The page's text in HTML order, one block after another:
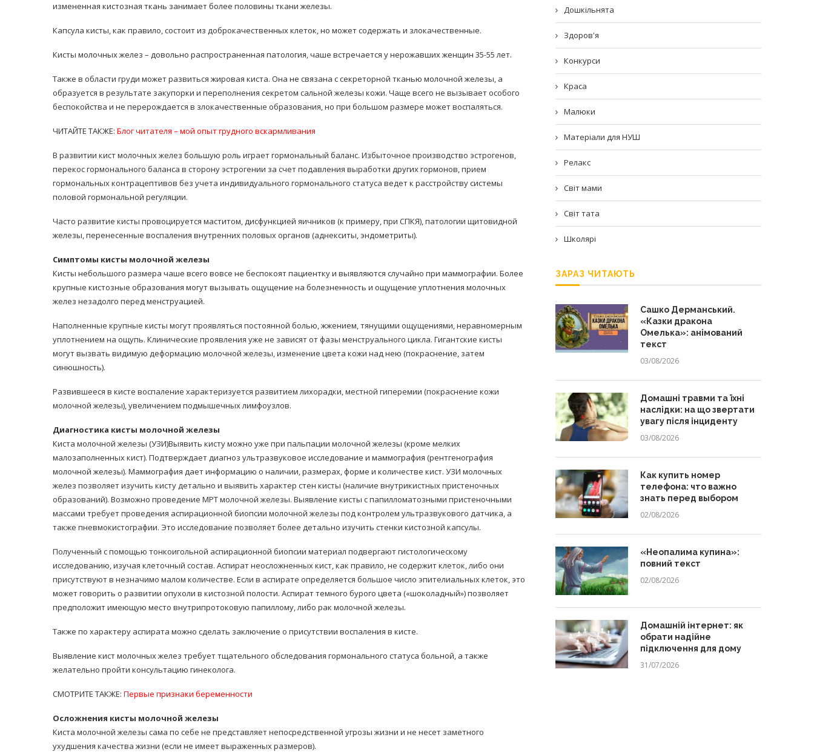
измененная кистозная ткань занимает более половины ткани железы.
Капсула кисты, как правило, состоит из доброкачественных клеток, но может содержать и злокачественные.
Кисты молочных желез – довольно распространенная патология, чаше встречается у нерожавших женщин 35-55 лет.
Также в области груди может развиться жировая киста. Она не связана с секреторной тканью молочной железы, а
образуется в результате закупорки и переполнения секретом сальной железы кожи. Чаще всего не вызывает особого
беспокойства и не перерождается в злокачественные образования, но при большом размере может воспаляться.
ЧИТАЙТЕ ТАКЖЕ: Блог читателя – мой опыт грудного вскармливания
В развитии кист молочных желез большую роль играет гормональный баланс. Избыточное производство эстрогенов,
перекос гормонального баланса в сторону эстрогении за счет подавления выработки других гормонов, прием
гормональных контрацептивов без учета индивидуального гормонального статуса ведет к расстройству системы
половой гормональной регуляции.
Часто развитие кисты провоцируется маститом, дисфункцией яичников (к примеру, при СПКЯ), патологии щитовидной
железы, перенесенные воспаления внутренних половых органов (аднекситы, эндометриты).
Симптомы кисты молочной железы
Кисты небольшого размера чаше всего вовсе не беспокоят пациентку и выявляются случайно при маммографии. Более
крупные кистозные образования могут вызывать ощущение на болезненность и ощущение уплотнения молочных
желез незадолго перед менструацией.
Наполненные крупные кисты могут проявляться постоянной болью, жжением, тянущими ощущениями, неравномерным
уплотнением на ощупь. Клинические проявления уже не зависят от фазы менструального цикла. Гигантские кисты
могут вызвать видимую деформацию молочной железы, изменение цвета кожи над нею (покраснение, затем
синюшность).
Развившееся в кисте воспаление характеризуется развитием лихорадки, местной гиперемии (покраснение кожи
молочной железы), увеличением подмышечных лимфоузлов.
Диагностика кисты молочной железы
Киста молочной железы (УЗИ)Выявить кисту можно уже при пальпации молочной железы (кроме мелких
малозаполненных кист). Подтверждает диагноз ультразвуковое исследование и маммография (рентгенография
молочной железы). Маммография дает информацию о наличии, размерах, форме и количестве кист. УЗИ молочных
желез позволяет изучить кисту детально и выявить характер стен кисты (наличие внутрикистных пристеночных
образований). Возможно проведение МРТ молочной железы. Выявление кисты с папилломатозными пристеночными
массами требует проведения аспирационной биопсии молочной железы под контролем ультразвукового датчика, а
также пневмокистографии. Это исследование позволяет более детально изучить стенки кистозной капсулы.
Полученный с помощью тонкоигольной аспирационной биопсии материал подвергают гистологическому
исследованию, изучая клеточный состав. Аспират неосложненных кист, как правило, не содержит клеток, либо они
присутствуют в незначимо малом количестве. Если в аспирате определяется большое число эпителиальных клеток, это
может говорить о развитии опухоли в кистозной полости. Аспират темного бурого цвета («шоколадный») позволяет
предположит имеющую место внутрипротоковую папиллому, либо рак молочной железы.
Также по характеру аспирата можно сделать заключение о присутствии воспаления в кисте.
Выявление кист молочных желез требует тщательного обследования гормонального статуса больной, а также
желательно пройти консультацию гинеколога.
СМОТРИТЕ ТАКЖЕ: Первые признаки беременности
Осложнения кисты молочной железы
Киста молочной железы сама по себе не представляет непосредственной угрозы жизни и не несет заметного
ухудшения качества жизни (если не имеет выраженных размеров).
Дошкільнята
Здоров'я
Конкурси
Краса
Малюки
Матеріали для НУШ
Релакс
Світ мами
Світ тата
Школярі
ЗАРАЗ ЧИТАЮТЬ
Сашко Дерманський.
«Казки дракона
Омелька»: анімований
текст
03/08/2026
Домашні травми та їхні
наслідки: на що звертати
увагу після інциденту
03/08/2026
Как купить номер
телефона: что важно
знать перед выбором
02/08/2026
«Неопалима купина»:
повний текст
02/08/2026
Домашній інтернет: як
обрати надійне
підключення для дому
31/07/2026